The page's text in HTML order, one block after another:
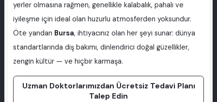
yerler olmasına rağmen, genellikle kalabalık, pahalı ve
iyileşme için ideal olan huzurlu atmosferden yoksundur.
Öte yandan Bursa, ihtiyacınız olan her şeyi sunar: dünya
standartlarında diş bakımı, dinlendirici doğal güzellikler,
zengin kültür — ve hiçbir karmaşa.
Uzman Doktorlarımızdan Ücretsiz Tedavi Planı
Talep Edin